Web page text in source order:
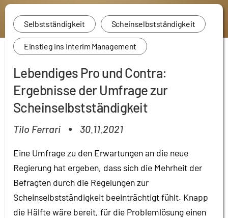
Selbstständigkeit Scheinselbstständigkeit
Einstieg ins Interim Management
Lebendiges Pro und Contra:
Ergebnisse der Umfrage zur
Scheinselbstständigkeit
Tilo Ferrari ● 30.11.2021
Eine Umfrage zu den Erwartungen an die neue
Regierung hat ergeben, dass sich die Mehrheit der
Befragten durch die Regelungen zur
Scheinselbstständigkeit beeinträchtigt fühlt. Knapp
die Hälfte wäre bereit, für die Problemlösung einen